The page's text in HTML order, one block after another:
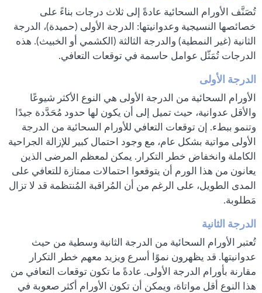
تُصَنَّف الأورام السحائية عادةً إلى ثلاث درجات بناءً على
خصائصها النسيجية وعدوانيتها: الدرجة الأولى (حميدة)، الدرجة
الثانية (غير النمطية) والدرجة الثالثة (الكشمي أو الخبيث). هذه
الدرجات تُمَثّل عوامل حاسمة في توقعات التعافي.
الدرجة الأولى
الأورام السحائية من الدرجة الأولى هي النوع الأكثر شيوعًا
والأقل عدوانية، حيث تميل إلى أن يكون لها حدود مُحَدَّدة جيدًا
وتنمو ببطء. إن توقعات التعافي للأورام السحائية من الدرجة
الأولى مواتية بشكل عام، مع وجود احتمال كبير للإزالة الجراحية
الكاملة وانخفاض خطر التكرار. يمكن لمعظم المرضى الذين
يعانون من هذا الورم أن يتوقعوا احتمالات ممتازة للتعافي على
المدى الطويل، على الرغم من أن المُراقبة المُنتظمة قد لا تزال
مَطلوبة.
الدرجة الثانية
تُعتبر الأورام السحائية من الدرجة الثانية وسطية من حيث
عدوانيتها. قد يظهرون نموًا أسرع ويزيد معهم خطر التكرار
مقارنة بأورام الدرجة الأولى. عادةً ما تكون توقعات التعافي من
هذا النوع أقل مواتاة، ويمكن أن تكون الأورام أكثر صعوبة في